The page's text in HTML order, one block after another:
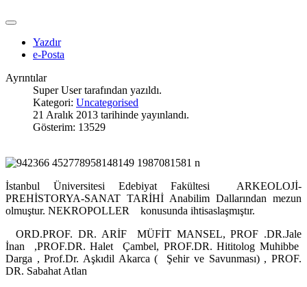
Yazdır
e-Posta
Ayrıntılar
Super Usertarafından yazıldı.
Kategori: Uncategorised
21 Aralık 2013 tarihinde yayınlandı.
Gösterim: 13529
İstanbul Üniversitesi Edebiyat Fakültesi ARKEOLOJİ-
PREHİSTORYA-SANAT TARİHİ Anabilim Dallarından mezun
olmuştur. NEKROPOLLER konusunda ihtisaslaşmıştır.
ORD.PROF. DR. ARİF MÜFİT MANSEL, PROF .DR.Jale
İnan ,PROF.DR. Halet Çambel, PROF.DR. Hititolog Muhibbe
Darga , Prof.Dr. Aşkıdil Akarca ( Şehir ve Savunması) , PROF.
DR. Sabahat Atlan